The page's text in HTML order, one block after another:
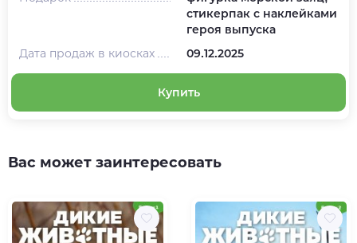
стикерпак с наклейками
героя выпуска
Дата продаж в киосках
09.12.2025
Купить
Вас может заинтересовать